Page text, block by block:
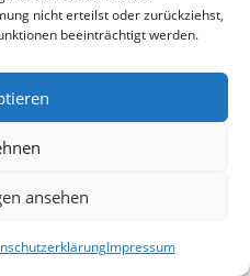
nicht erteilst oder zurückziehst,
beeinträchtigt werden.
ansehen
Impressum
Lagerhausist.
im Auge behalten.